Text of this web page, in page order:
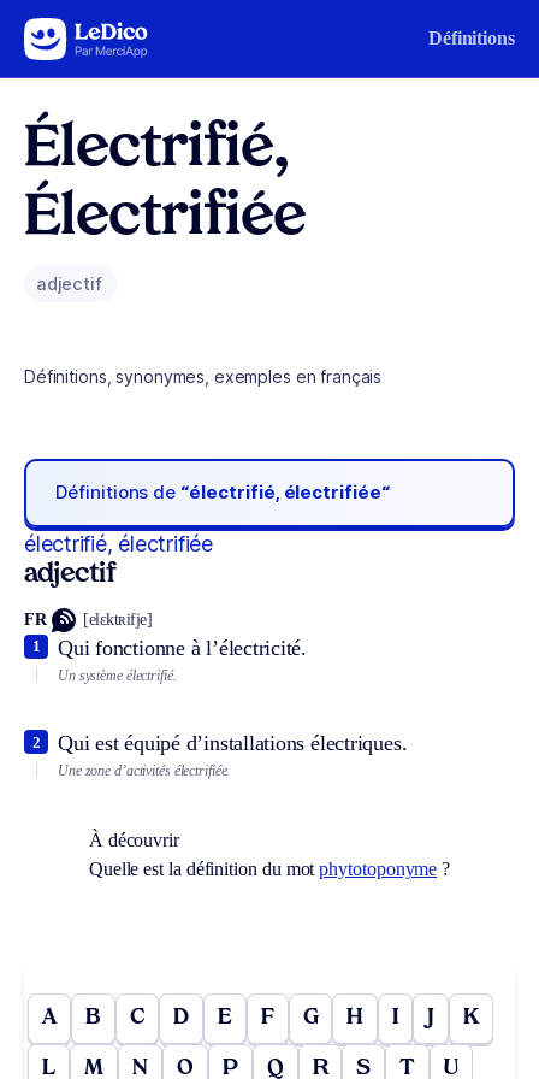
Aller au contenu Définitions
Électrifié,
Électrifiée
adjectif
Définitions, synonymes, exemples en français
Définitions de “électrifié, électrifiée“
électrifié, électrifiée
adjectif
FR [elɛktʀifje]
Qui fonctionne à l’électricité.
1
Un système électrifié.
Qui est équipé d’installations électriques.
2
Une zone d’activités électrifiée.
À découvrir
Quelle est la définition du motphytotoponyme ?
A B C D E F G H I J K
L M N O P Q R S T U